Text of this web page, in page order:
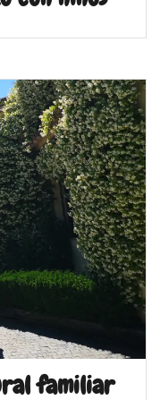
familiar